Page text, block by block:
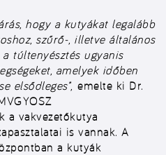
hogy a kutyákat legalább
szűrő-, illetve általános
túltenyésztés ugyanis
amelyek időben
elsődleges”, emelte ki Dr.
a vakvezetőkutya
is vannak. A
a kutyák